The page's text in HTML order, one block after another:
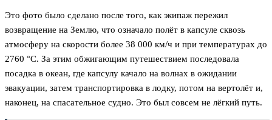
Это фото было сделано после того, как экипаж пережил
возвращение на Землю, что означало полёт в капсуле сквозь
атмосферу на скорости более 38 000 км/ч и при температурах до
2760 °C. За этим обжигающим путешествием последовала
посадка в океан, где капсулу качало на волнах в ожидании
эвакуации, затем транспортировка в лодку, потом на вертолёт и,
наконец, на спасательное судно. Это был совсем не лёгкий путь.